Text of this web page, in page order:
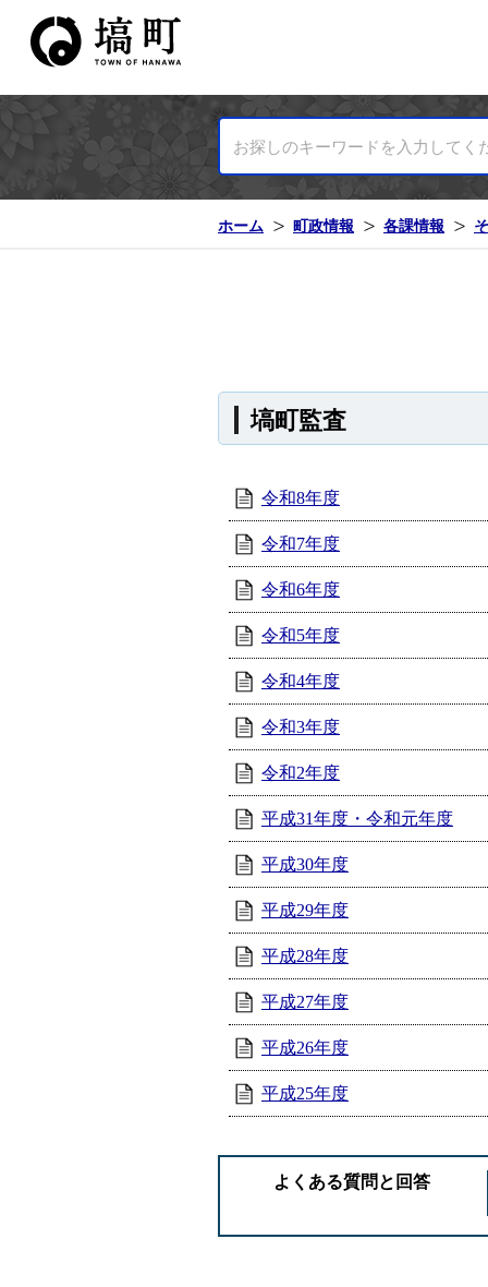
ホーム 町政情報 各課情報
塙町監査
令和8年度
令和7年度
令和6年度
令和5年度
令和4年度
令和3年度
令和2年度
平成31年度・令和元年度
平成30年度
平成29年度
平成28年度
平成27年度
平成26年度
平成25年度
よくある質問と回答